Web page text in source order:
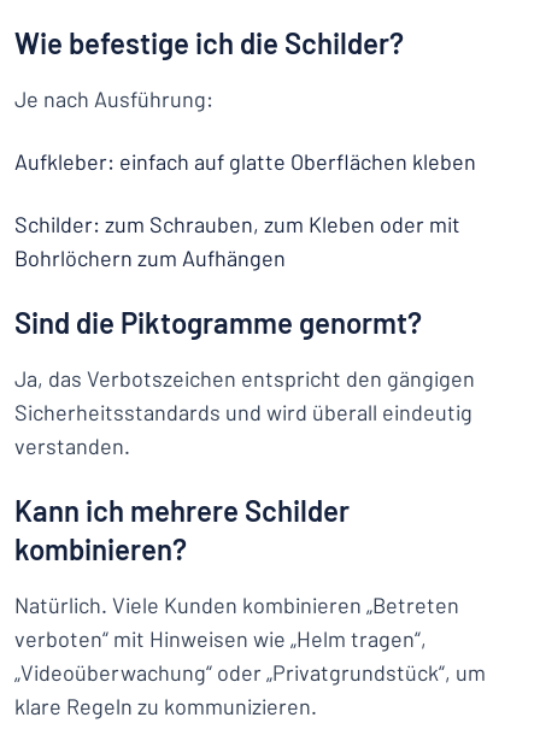
Wie befestige ich die Schilder?
Je nach Ausführung:
Aufkleber: einfach auf glatte Oberflächen kleben
Schilder: zum Schrauben, zum Kleben oder mit
Bohrlöchern zum Aufhängen
Sind die Piktogramme genormt?
Ja, das Verbotszeichen entspricht den gängigen
Sicherheitsstandards und wird überall eindeutig
verstanden.
Kann ich mehrere Schilder
kombinieren?
Natürlich. Viele Kunden kombinieren „Betreten
verboten“ mit Hinweisen wie „Helm tragen“,
„Videoüberwachung“ oder „Privatgrundstück“, um
klare Regeln zu kommunizieren.